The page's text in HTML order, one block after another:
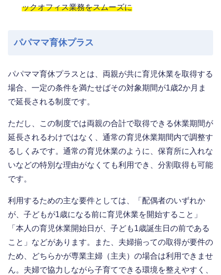
ックオフィス業務をスムーズに
パパママ育休プラス
パパママ育休プラスとは、両親が共に育児休業を取得する
場合、一定の条件を満たせばその対象期間が1歳2か月ま
で延長される制度です。
ただし、この制度では両親の合計で取得できる休業期間が
延長されるわけではなく、通常の育児休業期間内で調整す
るしくみです。通常の育児休業のように、保育所に入れな
いなどの特別な理由がなくても利用でき、分割取得も可能
です。
利用するための主な要件としては、「配偶者のいずれか
が、子どもが1歳になる前に育児休業を開始すること」
「本人の育児休業開始日が、子ども1歳誕生日の前である
こと」などがあります。また、夫婦揃っての取得が要件の
ため、どちらかが専業主婦（主夫）の場合は利用できませ
ん。夫婦で協力しながら子育てできる環境を整えやすく、